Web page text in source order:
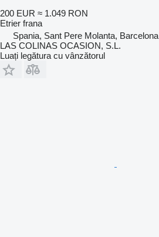
200 EUR ≈ 1.049 RON
Etrier frana
Spania, Sant Pere Molanta, Barcelona
LAS COLINAS OCASION, S.L.
Luați legătura cu vânzătorul